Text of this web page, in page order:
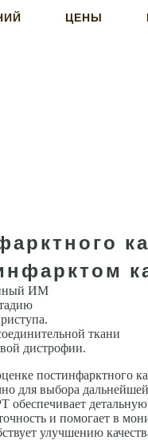
ЦЕНЫ
ИМ
ткани
дистрофии.
постинфарктного
для выбора
обеспечивает
и помогает в
улучшению